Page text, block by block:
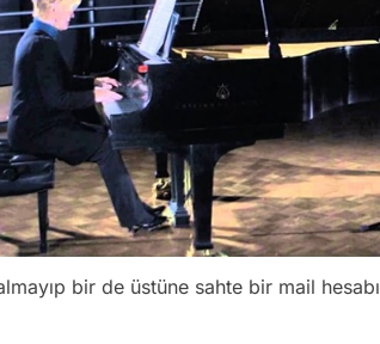
bir de üstüne sahte bir mail